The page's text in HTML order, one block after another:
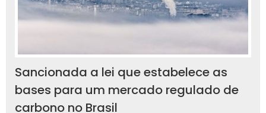
Sancionada a lei que estabelece as
bases para um mercado regulado de
carbono no Brasil